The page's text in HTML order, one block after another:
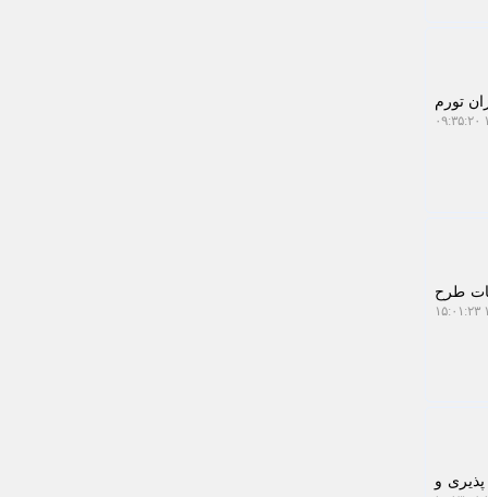
افزایش حقوق ۲۰ درصدی با میزان تورم
طرح
و